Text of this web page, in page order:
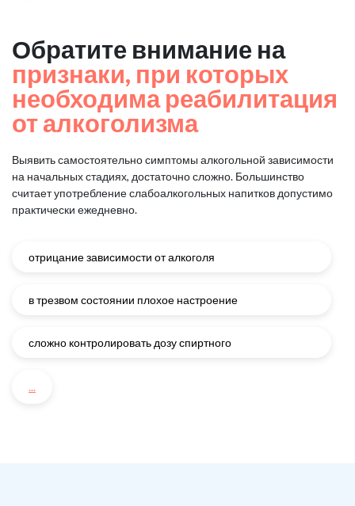
Обратите внимание на
признаки, при которых
необходима реабилитация
от алкоголизма
Выявить самостоятельно симптомы алкогольной зависимости
на начальных стадиях, достаточно сложно. Большинство
считает употребление слабоалкогольных напитков допустимо
практически ежедневно.
отрицание зависимости от алкоголя
в трезвом состоянии плохое настроение
сложно контролировать дозу спиртного
...